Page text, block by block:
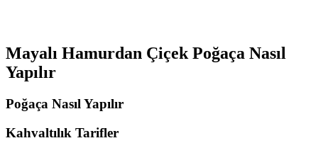
Mayalı Hamurdan Çiçek Poğaça Nasıl
Yapılır
Poğaça Nasıl Yapılır
Kahvaltılık Tarifler